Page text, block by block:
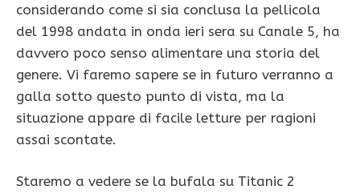
considerando come si sia conclusa la pellicola
del 1998 andata in onda ieri sera su Canale 5, ha
davvero poco senso alimentare una storia del
genere. Vi faremo sapere se in futuro verranno a
galla sotto questo punto di vista, ma la
situazione appare di facile letture per ragioni
assai scontate.
Staremo a vedere se la bufala su Titanic 2